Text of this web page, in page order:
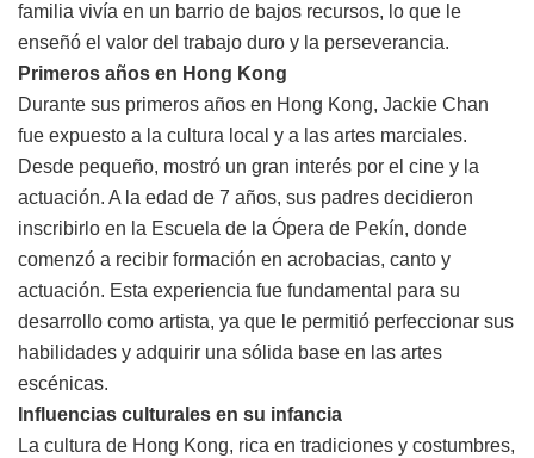
familia vivía en un barrio de bajos recursos, lo que le
enseñó el valor del trabajo duro y la perseverancia.
Primeros años en Hong Kong
Durante sus primeros años en Hong Kong, Jackie Chan
fue expuesto a la cultura local y a las artes marciales.
Desde pequeño, mostró un gran interés por el cine y la
actuación. A la edad de 7 años, sus padres decidieron
inscribirlo en la Escuela de la Ópera de Pekín, donde
comenzó a recibir formación en acrobacias, canto y
actuación. Esta experiencia fue fundamental para su
desarrollo como artista, ya que le permitió perfeccionar sus
habilidades y adquirir una sólida base en las artes
escénicas.
Influencias culturales en su infancia
La cultura de Hong Kong, rica en tradiciones y costumbres,